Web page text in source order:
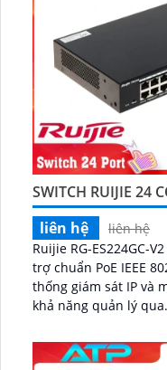
SWITCH RUIJIE 24
liên hệ
liên hệ
Ruijie RG-ES224GC-
trợ chuẩn PoE IEEE
thống giám sát IP và mạng
khả năng quản lý